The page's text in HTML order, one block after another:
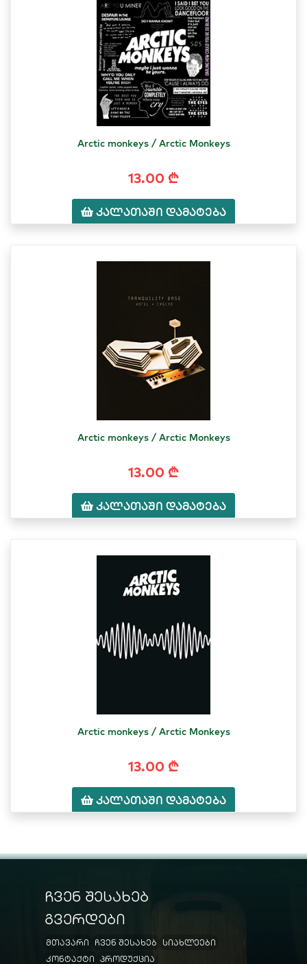
Arctic monkeys / Arctic Monkeys
13.00 ₾
კალათაში დამატება
Arctic monkeys / Arctic Monkeys
13.00 ₾
კალათაში დამატება
Arctic monkeys / Arctic Monkeys
13.00 ₾
კალათაში დამატება
ჩვენ შესახებ
გვერდები
მთავარი ჩვენ შესახებ
სიახლეები
კონტაქტი პროდუქცია